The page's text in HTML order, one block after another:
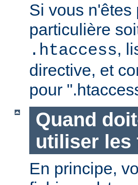
Si vous n'êtes
particulière
.htaccess,
directive, et
pour
Quand
utiliser les
En principe,